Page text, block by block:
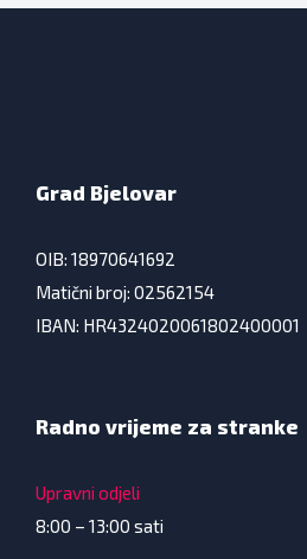
Grad Bjelovar
OIB: 18970641692
Matični broj: 02562154
IBAN: HR4324020061802400001
Radno vrijeme za stranke
Upravni odjeli
8:00 – 13:00 sati